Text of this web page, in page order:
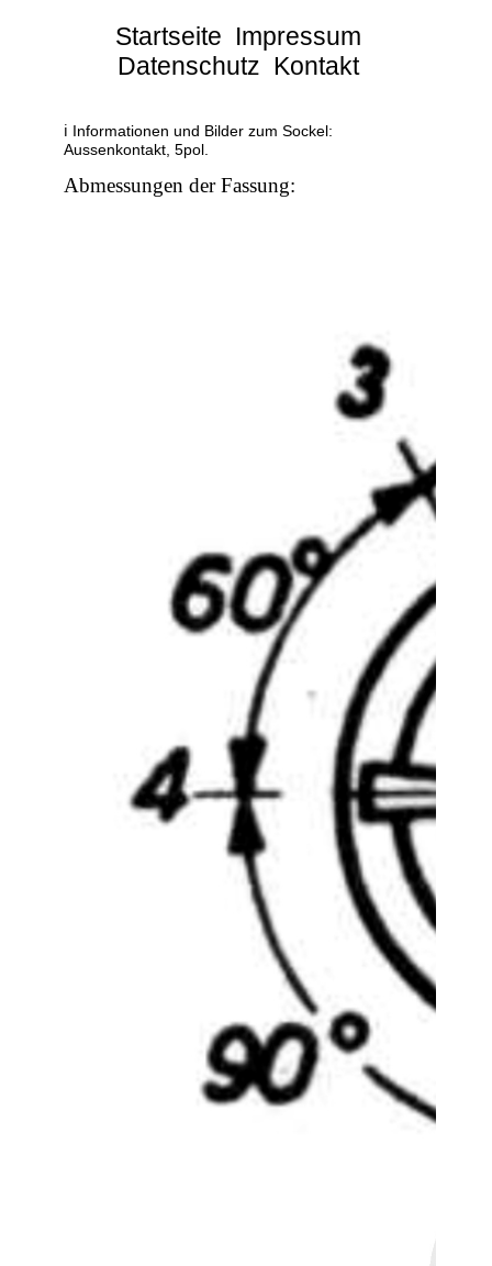
Startseite Impressum
Datenschutz Kontakt
ℹ Informationen und Bilder zum Sockel:
Aussenkontakt, 5pol.
Abmessungen der Fassung: